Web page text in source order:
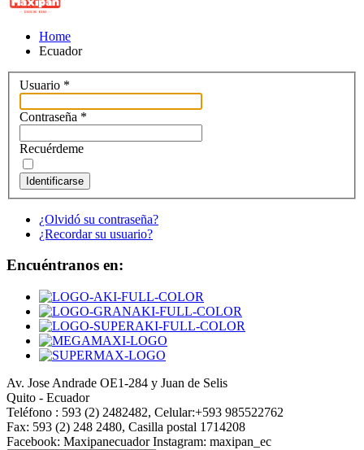
Home
Ecuador
Usuario *
Contraseña *
Recuérdeme
Identificarse
¿Olvidó su contraseña?
¿Recordar su usuario?
Encuéntranos en:
Av. Jose Andrade OE1-284 y Juan de Selis
Quito - Ecuador
Teléfono : 593 (2) 2482482, Celular:+593 985522762
Fax: 593 (2) 248 2480, Casilla postal 1714208
Facebook: Maxipanecuador Instagram: maxipan_ec